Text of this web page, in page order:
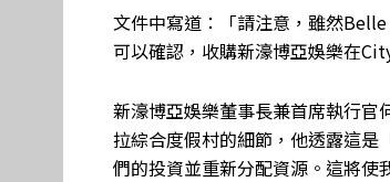
文件中寫道：「請注意，雖然
可以確認，收購新濠博亞娛樂在
新濠博亞娛樂董事長兼首席執行官
拉綜合度假村的細節，他透露這是
們的投資並重新分配資源。這將使